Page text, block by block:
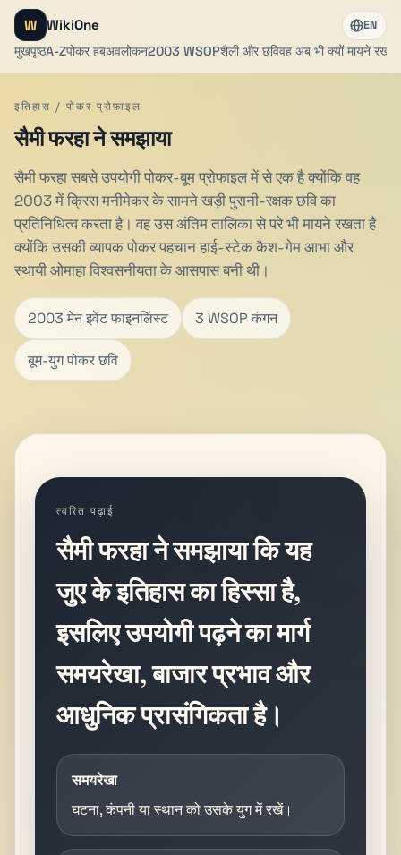
W WikiOne
मुखपृष्ठA-Zपोकर हबअवलोकन2003 WSOPशैली और छविवह अब भी क्यों मायने
EN
इतिहास / पोकर प्रोफ़ाइल
सैमी फरहा ने समझाया
सैमी फरहा सबसे उपयोगी पोकर-बूम प्रोफाइल में से एक है क्योंकि वह
2003 में क्रिस मनीमेकर के सामने खड़ी पुरानी-रक्षक छवि का
प्रतिनिधित्व करता है। वह उस अंतिम तालिका से परे भी मायने रखता है
क्योंकि उसकी व्यापक पोकर पहचान हाई-स्टेक कैश-गेम आभा और
स्थायी ओमाहा विश्वसनीयता के आसपास बनी थी।
2003 मेन इवेंट फाइनलिस्ट 3 WSOP कंगन
बूम-युग पोकर छवि
त्वरित पढ़ाई
सैमी फरहा ने समझाया कि यह
जुए के इतिहास का हिस्सा है,
इसलिए उपयोगी पढ़ने का मार्ग
समयरेखा, बाजार प्रभाव और
आधुनिक प्रासंगिकता है।
समयरेखा
घटना, कंपनी या स्थान को उसके युग में रखें।